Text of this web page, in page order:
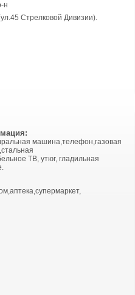
н
Стрелковой Дивизии).
машина,телефон,газовая
ТВ, утюг, гладильная